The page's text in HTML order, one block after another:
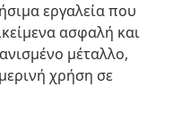
εργαλεία που
ασφαλή και
μέταλλο,
χρήση σε